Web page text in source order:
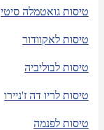
טיסות גואטמלה סיטי
טיסות לאקוודור
טיסות לבוליביה
טיסות לריו דה ז'ניירו
טיסות לפנמה